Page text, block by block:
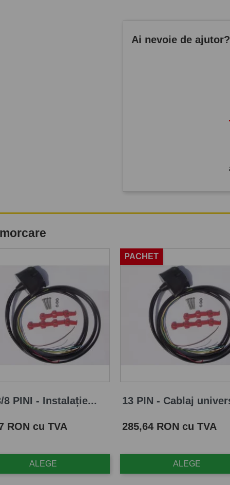
Ai nevoie de
8 PINI - Instalație...
RON cu TVA
ALEGE
13 PIN - Cablaj
Pret
285,64 RON cu TVA
ALEGE
PACHET